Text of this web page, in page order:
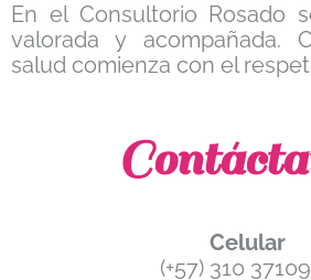
En el Consultorio Rosado
valorada y acompañada.
salud comienza con el
Celular
(+57) 310